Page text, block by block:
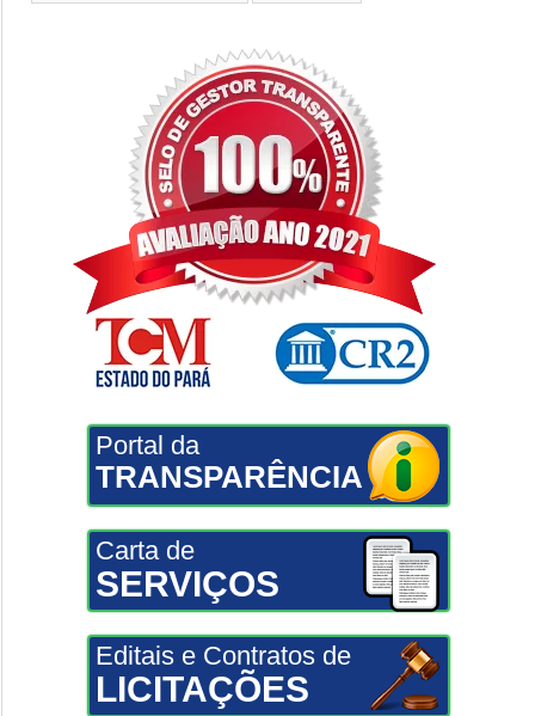
Portal da
TRANSPARÊNCIA
Carta de
SERVIÇOS
Editais e Contratos de
LICITAÇÕES